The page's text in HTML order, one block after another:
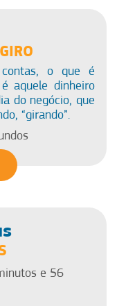
o que é
aquele dinheiro
do negócio, que
“girando”.
e 56